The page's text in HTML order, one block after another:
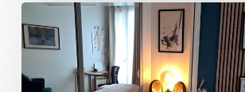
de
sophrologie
à